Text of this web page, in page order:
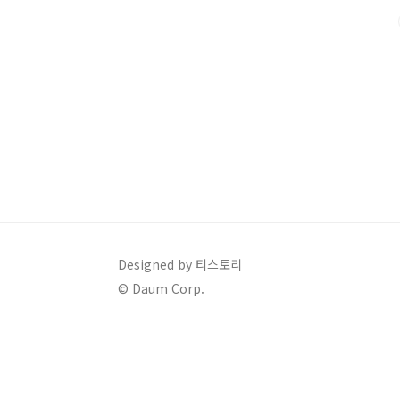
리갤럭시 S25 시리즈의 각 모델별 주요 스펙을 한눈에
Designed by 티스토리
© Daum Corp.